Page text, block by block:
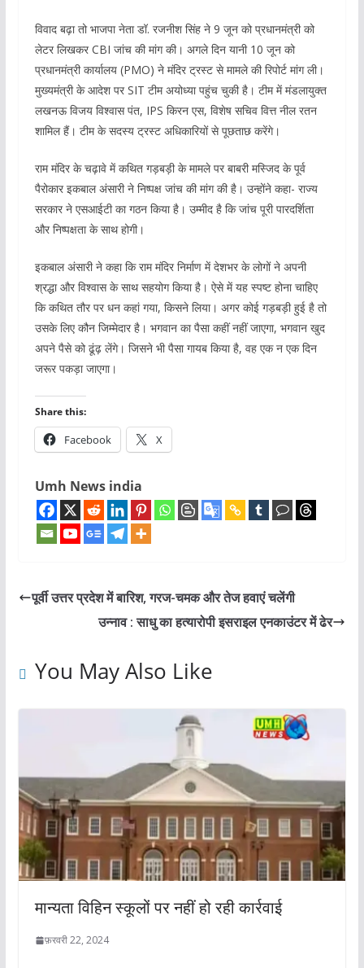
विवाद बढ़ा तो भाजपा नेता डॉ. रजनीश सिंह ने 9 जून को प्रधानमंत्री को
लेटर लिखकर CBI जांच की मांग की। अगले दिन यानी 10 जून को
प्रधानमंत्री कार्यालय (PMO) ने मंदिर ट्रस्ट से मामले की रिपोर्ट मांग ली।
मुख्यमंत्री के आदेश पर SIT टीम अयोध्या पहुंच चुकी है। टीम में मंडलायुक्त
लखनऊ विजय विश्वास पंत, IPS किरन एस, विशेष सचिव वित्त नील रतन
शामिल हैं। टीम के सदस्य ट्रस्ट अधिकारियों से पूछताछ करेंगे।
राम मंदिर के चढ़ावे में कथित गड़बड़ी के मामले पर बाबरी मस्जिद के पूर्व
पैरोकार इकबाल अंसारी ने निष्पक्ष जांच की मांग की है। उन्होंने कहा- राज्य
सरकार ने एसआईटी का गठन किया है। उम्मीद है कि जांच पूरी पारदर्शिता
और निष्पक्षता के साथ होगी।
इकबाल अंसारी ने कहा कि राम मंदिर निर्माण में देशभर के लोगों ने अपनी
श्रद्धा और विश्वास के साथ सहयोग किया है। ऐसे में यह स्पष्ट होना चाहिए
कि कथित तौर पर धन कहां गया, किसने लिया। अगर कोई गड़बड़ी हुई है तो
उसके लिए कौन जिम्मेदार है। भगवान का पैसा कहीं नहीं जाएगा, भगवान खुद
अपने पैसे को ढूंढ़ लेंगे। जिसने भी पैसा गायब किया है, वह एक न एक दिन
जरूर पकड़ा जाएगा।
Share this:
Facebook X
Umh News india
पूर्वी उत्तर प्रदेश में बारिश, गरज-चमक और तेज हवाएं चलेंगी
उन्नाव : साधु का हत्यारोपी इसराइल एनकाउंटर में ढेर
You May Also Like
मान्यता विहिन स्कूलों पर नहीं हो रही कार्रवाई
फ़रवरी 22, 2024